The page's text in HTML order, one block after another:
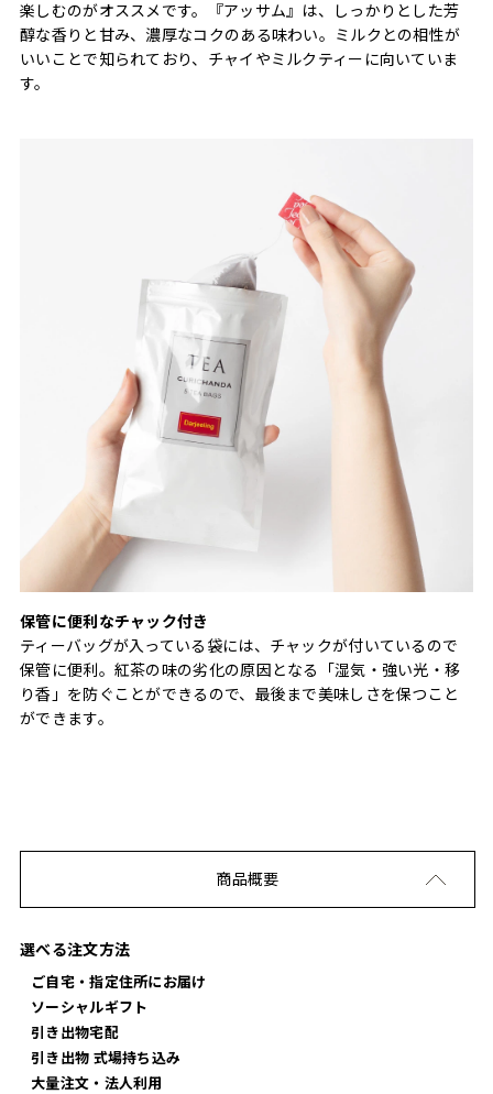
楽しむのがオススメです。『アッサム』は、しっかりとした芳
醇な香りと甘み、濃厚なコクのある味わい。ミルクとの相性が
いいことで知られており、チャイやミルクティーに向いていま
す。
保管に便利なチャック付き
ティーバッグが入っている袋には、チャックが付いているので
保管に便利。紅茶の味の劣化の原因となる「湿気・強い光・移
り香」を防ぐことができるので、最後まで美味しさを保つこと
ができます。
商品概要
選べる注文方法
ご自宅・指定住所にお届け
ソーシャルギフト
引き出物宅配
引き出物 式場持ち込み
大量注文・法人利用